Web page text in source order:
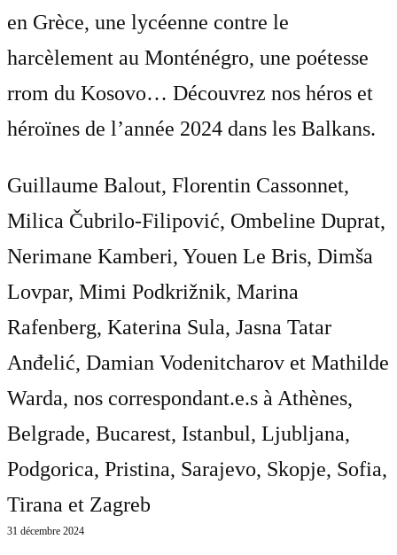
en Grèce, une lycéenne contre le
harcèlement au Monténégro, une poétesse
rrom du Kosovo… Découvrez nos héros et
héroïnes de l’année 2024 dans les Balkans.
Guillaume Balout, Florentin Cassonnet,
Milica Čubrilo-Filipović, Ombeline Duprat,
Nerimane Kamberi, Youen Le Bris, Dimša
Lovpar, Mimi Podkrižnik, Marina
Rafenberg, Katerina Sula, Jasna Tatar
Anđelić, Damian Vodenitcharov et Mathilde
Warda, nos correspondant.e.s à Athènes,
Belgrade, Bucarest, Istanbul, Ljubljana,
Podgorica, Pristina, Sarajevo, Skopje, Sofia,
Tirana et Zagreb
31 décembre 2024